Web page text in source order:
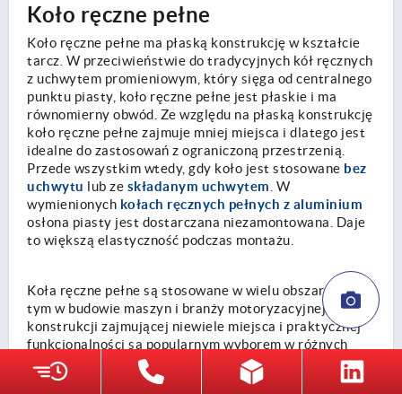
Koło ręczne pełne
Koło ręczne pełne ma płaską konstrukcję w kształcie
tarcz. W przeciwieństwie do tradycyjnych kół ręcznych
z uchwytem promieniowym, który sięga od centralnego
punktu piasty, koło ręczne pełne jest płaskie i ma
równomierny obwód. Ze względu na płaską konstrukcję
koło ręczne pełne zajmuje mniej miejsca i dlatego jest
idealne do zastosowań z ograniczoną przestrzenią.
Przede wszystkim wtedy, gdy koło jest stosowane bez
uchwytu lub ze składanym uchwytem. W
wymienionych kołach ręcznych pełnych z aluminium
osłona piasty jest dostarczana niezamontowana. Daje
to większą elastyczność podczas montażu.
Koła ręczne pełne są stosowane w wielu obszarach, w
tym w budowie maszyn i branży motoryzacyjnej. Dzięki
konstrukcji zajmującej niewiele miejsca i praktycznej
funkcjonalności są popularnym wyborem w różnych
zastosowaniach i otoczeniach.